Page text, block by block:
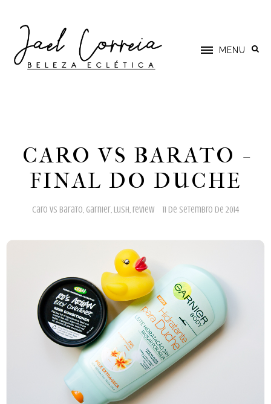
MENU
CARO VS BARATO -
FINAL DO DUCHE
caro vs barato, garnier, lush, review 11 de setembro de 2014